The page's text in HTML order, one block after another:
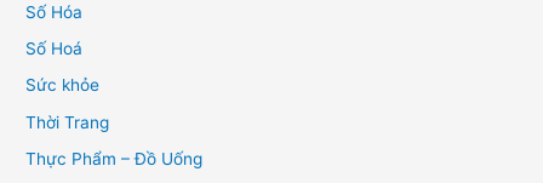
Số Hóa
Số Hoá
Sức khỏe
Thời Trang
Thực Phẩm – Đồ Uống